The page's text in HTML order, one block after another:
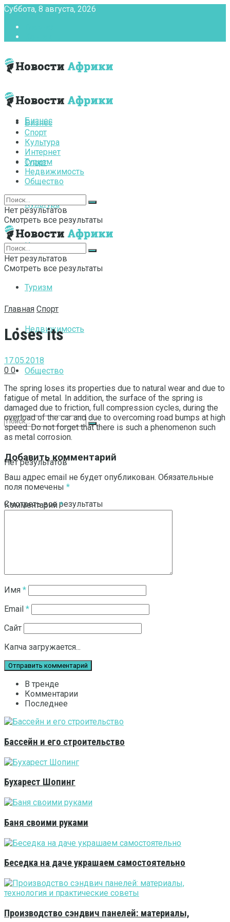
Суббота, 8 августа, 2026
Бизнес
Спорт
Культура
Интернет
Туризм
Недвижимость
Общество
Нет результатов
Смотреть все результаты
Бизнес
Спорт
Культура
Интернет
Туризм
Недвижимость
Общество
Нет результатов
Смотреть все результаты
Нет результатов
Смотреть все результаты
Главная Спорт
Loses its
17.05.2018
0 0
The spring loses its properties due to natural wear and due to
fatigue of metal. In addition, the surface of the spring is
damaged due to friction, full compression cycles, during the
overload of the car and due to overcoming road bumps at high
speed. Do not forget that there is such a phenomenon such
as metal corrosion.
Добавить комментарий
Ваш адрес email не будет опубликован. Обязательные
поля помечены *
Комментарий*
Имя *
Email *
Сайт
Капча загружается...
В тренде
Комментарии
Последнее
Бассейн и его строительство
Бухарест Шопинг
Баня своими руками
Беседка на даче украшаем самостоятельно
Производство сэндвич панелей: материалы,